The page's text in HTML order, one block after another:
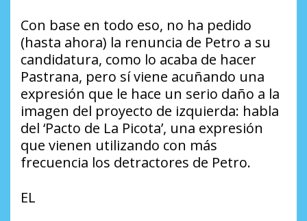
Con base en todo eso, no ha pedido
(hasta ahora) la renuncia de Petro a su
candidatura, como lo acaba de hacer
Pastrana, pero sí viene acuñando una
expresión que le hace un serio daño a la
imagen del proyecto de izquierda: habla
del ‘Pacto de La Picota’, una expresión
que vienen utilizando con más
frecuencia los detractores de Petro.
EL